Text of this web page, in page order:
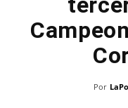
Por